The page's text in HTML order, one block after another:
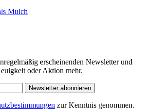
Mulch
erscheinenden Newsletter und
oder Aktion mehr.
Newsletter abonnieren
zur Kenntnis genommen.